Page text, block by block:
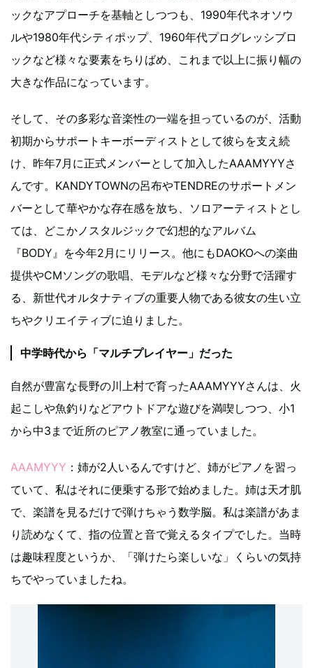
ックなアプローチを基軸としつつも、1990年代ネオソウ
ルや1980年代シティポップ、1960年代プログレッシブロ
ックなど様々な要素をちりばめ、これまで以上に振り幅の
大きな作品になっています。
そして、その多彩な音楽性の一端を担っているのが、活動
初期からサポートキーボーディストとして彼らを支え続
け、昨年7月に正式メンバーとして加入したAAAMYYYさ
んです。KANDYTOWNの呂布やTENDREのサポートメン
バーとして華やかな存在感を放ち、ソロアーティストとし
ては、どこかノスタルジックで幻想的なアルバム
『BODY』を今年2月にリリース。他にもDAOKOへの楽曲
提供やCMソングの歌唱、モデルなど様々な分野で活躍す
る、新世代オルタナティブの重要人物である彼女の生い立
ちやクリエイティブに迫りました。
中学時代から「マルチプレイヤー」だった
自然が豊富な長野の川上村で育ったAAAMYYYさんは、火
起こしや魚釣りなどアウトドアな遊びを満喫しつつ、小1
から中3まで近所のピアノ教室に通っていました。
AAAMYYY ：姉が2人いるんですけど、姉がピアノを習っ
ていて、私はそれに便乗する形で始めました。姉は天才肌
で、楽譜を見るだけで弾けちゃう数学脳。私は楽譜があま
り読めなくて、指の位置と音で覚えるタイプでした。当時
は趣味程度というか、「弾けたら楽しいな」くらいの気持
ちでやっていましたね。